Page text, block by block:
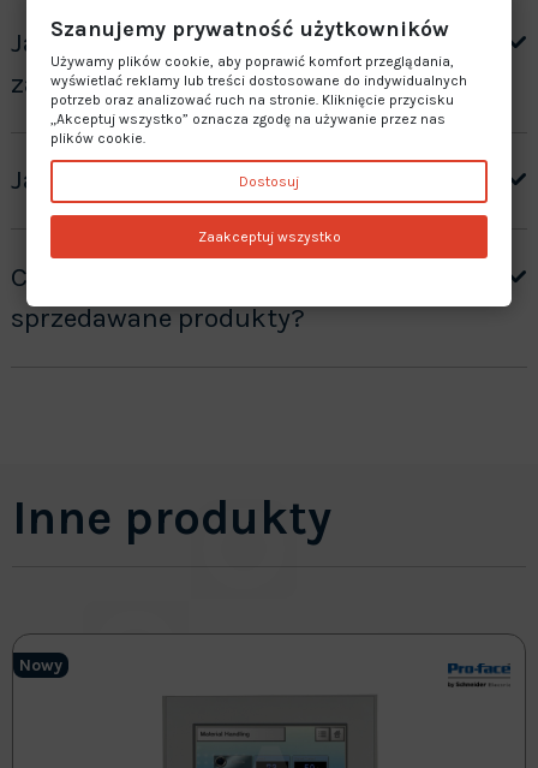
Jak otrzymać wycenę produktów ”na
zamówienie”?
Jaki jest czas realizacji zamówienia?
Czy oferujecie gwarancję na
sprzedawane produkty?
Inne produkty
Nowy
Szanujemy prywatność użytkowników
Używamy plików cookie, aby poprawić komfort przeglądania,
wyświetlać reklamy lub treści dostosowane do indywidualnych
potrzeb oraz analizować ruch na stronie. Kliknięcie przycisku
„Akceptuj wszystko” oznacza zgodę na używanie przez nas
plików cookie.
Dostosuj
Zaakceptuj wszystko